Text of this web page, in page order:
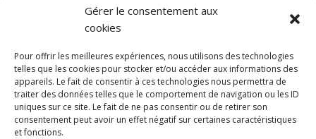
Gérer le consentement aux
cookies
Pour offrir les meilleures expériences, nous utilisons des technologies
telles que les cookies pour stocker et/ou accéder aux informations des
appareils. Le fait de consentir à ces technologies nous permettra de
traiter des données telles que le comportement de navigation ou les ID
uniques sur ce site. Le fait de ne pas consentir ou de retirer son
consentement peut avoir un effet négatif sur certaines caractéristiques
et fonctions.
discothèque
Si tu souhaites
Rocknfool, n'hésite
pas à nous envoyer
tes chroniques de
concerts, de films,
séries ou des billets
d'humeur :